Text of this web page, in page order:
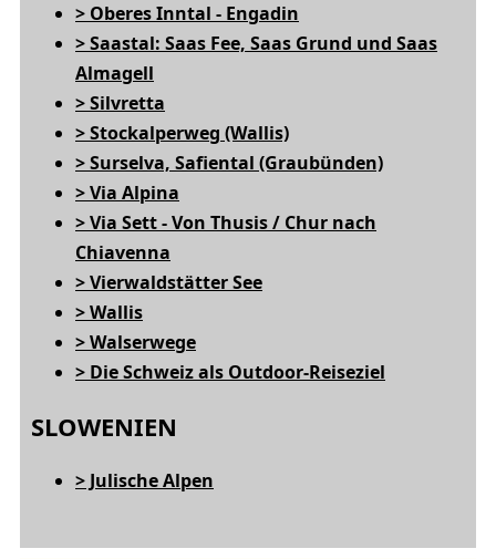
> Oberes Inntal - Engadin
> Saastal: Saas Fee, Saas Grund und Saas
Almagell
> Silvretta
> Stockalperweg (Wallis)
> Surselva, Safiental (Graubünden)
> Via Alpina
> Via Sett - Von Thusis / Chur nach
Chiavenna
> Vierwaldstätter See
> Wallis
> Walserwege
> Die Schweiz als Outdoor-Reiseziel
SLOWENIEN
> Julische Alpen